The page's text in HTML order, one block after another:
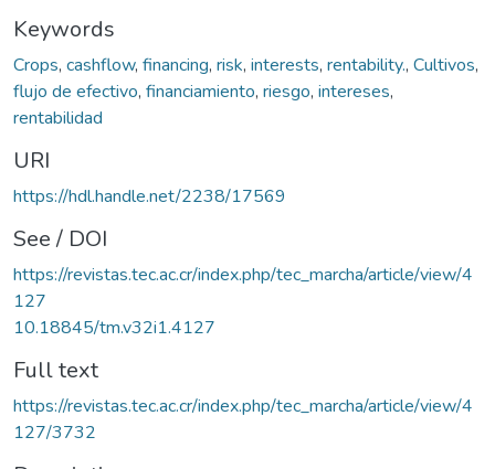
Keywords
Crops, cashflow, financing, risk, interests, rentability., Cultivos,
flujo de efectivo, financiamiento, riesgo, intereses,
rentabilidad
URI
https://hdl.handle.net/2238/17569
See / DOI
https://revistas.tec.ac.cr/index.php/tec_marcha/article/view/4
127
10.18845/tm.v32i1.4127
Full text
https://revistas.tec.ac.cr/index.php/tec_marcha/article/view/4
127/3732